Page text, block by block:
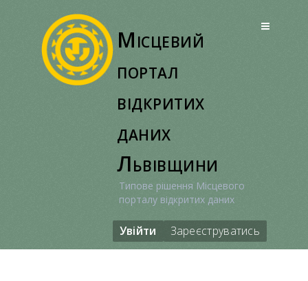
Місцевий
портал
відкритих
даних
Львівщини
Типове рішення Місцевого
порталу відкритих даних
Увійти Зареєструватись